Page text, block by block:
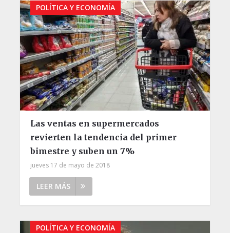
POLÍTICA Y ECONOMÍA
Las ventas en supermercados
revierten la tendencia del primer
bimestre y suben un 7%
jueves 17 de mayo de 2018
LEER MÁS
POLÍTICA Y ECONOMÍA